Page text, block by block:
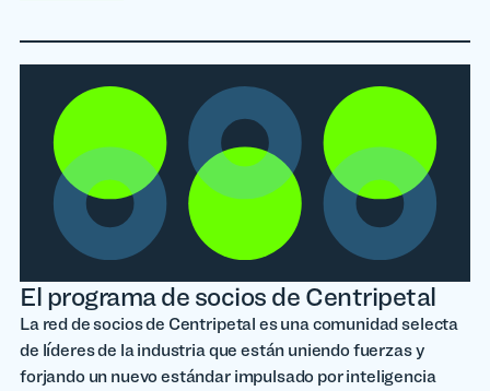
El programa de socios de Centripetal
La red de socios de Centripetal es una comunidad selecta
de líderes de la industria que están uniendo fuerzas y
forjando un nuevo estándar impulsado por inteligencia